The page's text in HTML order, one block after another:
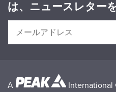
は、ニュースレター
A International